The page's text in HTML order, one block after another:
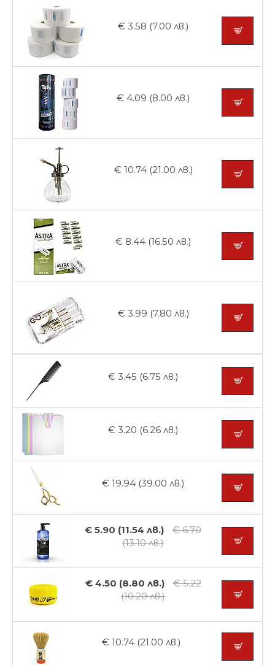
€ 3.58 (7.00 лв.)
€ 4.09 (8.00 лв.)
€ 10.74 (21.00 лв.)
€ 8.44 (16.50 лв.)
€ 3.99 (7.80 лв.)
€ 3.45 (6.75 лв.)
€ 3.20 (6.26 лв.)
€ 19.94 (39.00 лв.)
€ 5.90 (11.54 лв.)
€ 6.70
(13.10 лв.)
€ 4.50 (8.80 лв.)
€ 5.22
(10.20 лв.)
€ 10.74 (21.00 лв.)